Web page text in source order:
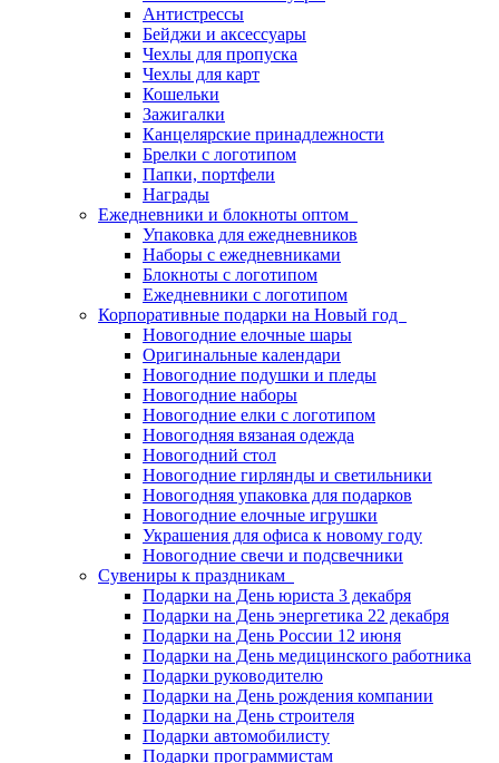
Антистрессы
Бейджи и аксессуары
Чехлы для пропуска
Чехлы для карт
Кошельки
Зажигалки
Канцелярские принадлежности
Брелки с логотипом
Папки, портфели
Награды
Ежедневники и блокноты оптом
Упаковка для ежедневников
Наборы с ежедневниками
Блокноты с логотипом
Ежедневники с логотипом
Корпоративные подарки на Новый год
Новогодние елочные шары
Оригинальные календари
Новогодние подушки и пледы
Новогодние наборы
Новогодние елки с логотипом
Новогодняя вязаная одежда
Новогодний стол
Новогодние гирлянды и светильники
Новогодняя упаковка для подарков
Новогодние елочные игрушки
Украшения для офиса к новому году
Новогодние свечи и подсвечники
Сувениры к праздникам
Подарки на День юриста 3 декабря
Подарки на День энергетика 22 декабря
Подарки на День России 12 июня
Подарки на День медицинского работника
Подарки руководителю
Подарки на День рождения компании
Подарки на День строителя
Подарки автомобилисту
Подарки программистам